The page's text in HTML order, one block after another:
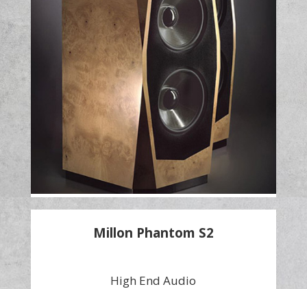
Millon Phantom S2
High End Audio